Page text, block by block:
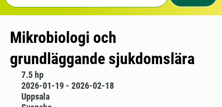
Mikrobiologi och
grundläggande sjukdomslära
7.5 hp
2026-01-19 - 2026-02-18
Uppsala